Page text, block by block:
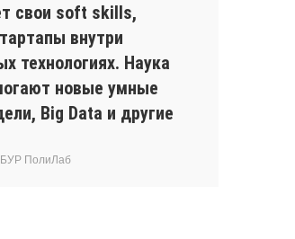
свои soft skills,
внутри
технологиях. Наука
новые умные
Big Data и другие
ПолиЛаб